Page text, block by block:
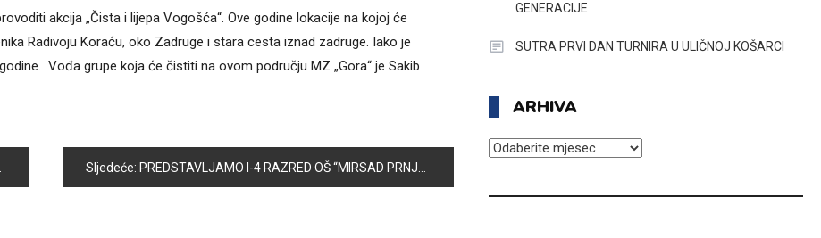
akcija „Čista i lijepa Vogošća“. Ove godine lokacije na kojoj će
Radivoju Koraću, oko Zadruge i stara cesta iznad zadruge. Iako je
Vođa grupe koja će čistiti na ovom području MZ „Gora“ je Sakib
Sljedeće: PREDSTAVLJAMO I-4 RAZRED OŠ “MIRSAD PRNJAVORAC” U VOGOŠĆI
GENERACIJE
SUTRA PRVI DAN TURNIRA U ULIČNOJ KOŠARCI
ARHIVA
ARHIVA